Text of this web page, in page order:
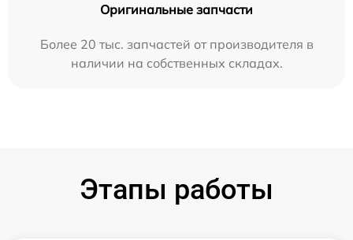
Оригинальные запчасти
Более 20 тыс. запчастей от производителя в
наличии на собственных складах.
Этапы работы